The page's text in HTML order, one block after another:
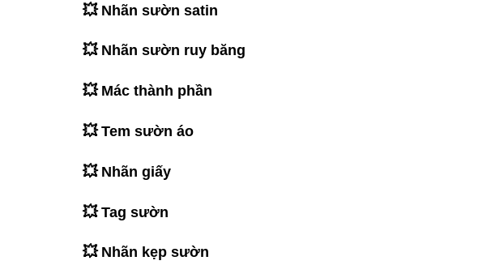
💥 Nhãn sườn satin
💥 Nhãn sườn ruy băng
💥 Mác thành phần
💥 Tem sườn áo
💥 Nhãn giấy
💥 Tag sườn
💥 Nhãn kẹp sườn